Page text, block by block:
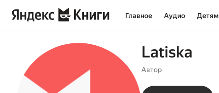
Главное Аудио Детям
Latiska
Автор